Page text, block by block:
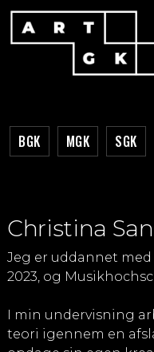
BGK MGK SGK
Christina
Jeg er uddannet
2023, og
I min undervisning
teori igennem en